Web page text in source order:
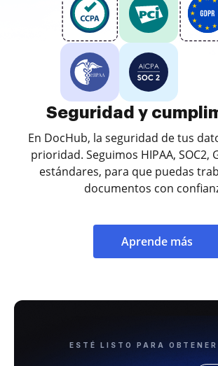
Seguridad y
En DocHub, la seguridad de tus
prioridad. Seguimos HIPAA, SOC2,
estándares, para que puedas
documentos con
Aprende más
ESTÉ LISTO PARA